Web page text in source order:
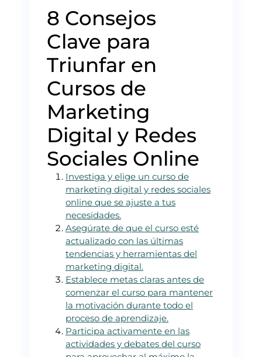
8 Consejos
Clave para
Triunfar en
Cursos de
Marketing
Digital y Redes
Sociales Online
Investiga y elige un curso de
marketing digital y redes sociales
online que se ajuste a tus
necesidades.
Asegúrate de que el curso esté
actualizado con las últimas
tendencias y herramientas del
marketing digital.
Establece metas claras antes de
comenzar el curso para mantener
la motivación durante todo el
proceso de aprendizaje.
Participa activamente en las
actividades y debates del curso